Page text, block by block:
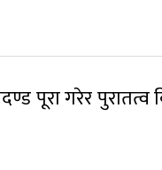
पूरा गरेर पुरातत्व